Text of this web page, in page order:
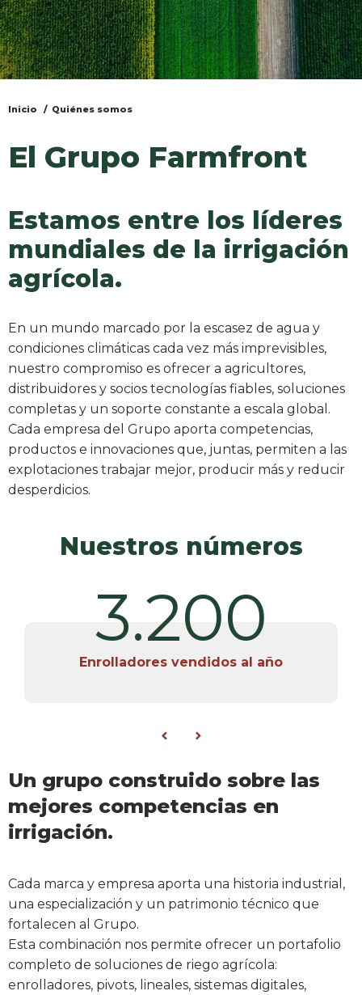
Usted
aquí
Inicio Quiénes somos
El Grupo Farmfront
Estamos entre los líderes
mundiales de la irrigación
agrícola.
En un mundo marcado por la escasez de agua y
condiciones climáticas cada vez más imprevisibles,
nuestro compromiso es ofrecer a agricultores,
distribuidores y socios tecnologías fiables, soluciones
completas y un soporte constante a escala global.
Cada empresa del Grupo aporta competencias,
productos e innovaciones que, juntas, permiten a las
explotaciones trabajar mejor, producir más y reducir
desperdicios.
Nuestros números
3.200
Enrolladores vendidos al año
Un grupo construido sobre las
mejores competencias en
irrigación.
Cada marca y empresa aporta una historia industrial,
una especialización y un patrimonio técnico que
fortalecen al Grupo.
Esta combinación nos permite ofrecer un portafolio
completo de soluciones de riego agrícola:
enrolladores, pivots, lineales, sistemas digitales,